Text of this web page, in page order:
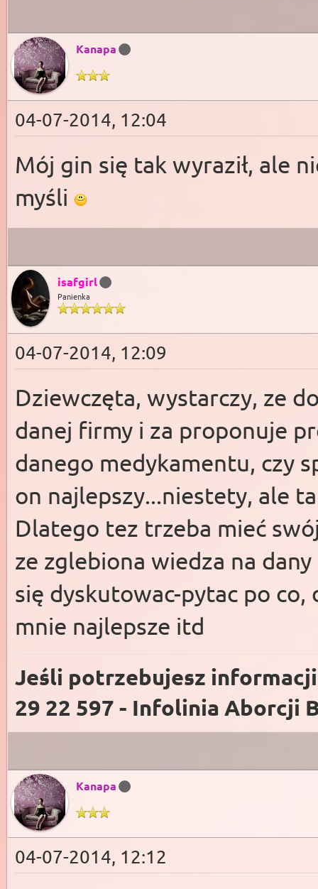
Kanapa
04-07-2014, 12:04
Mój gin się tak wyraził, ale
myśli
isafgirl
Panienka
04-07-2014, 12:09
Dziewczęta, wystarczy, ze
danej firmy i za proponuje
danego medykamentu, czy
on najlepszy...niestety, ale
Dlatego tez trzeba mieć
ze zglebiona wiedza na
się dyskutowac-pytac po
mnie najlepsze itd
Jeśli potrzebujesz
29 22 597 - Infolinia Aborcji
Kanapa
04-07-2014, 12:12